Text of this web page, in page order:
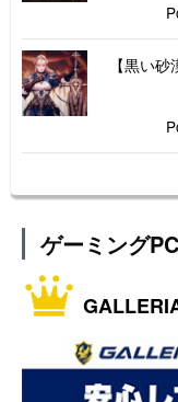
【黒い
ゲーミング